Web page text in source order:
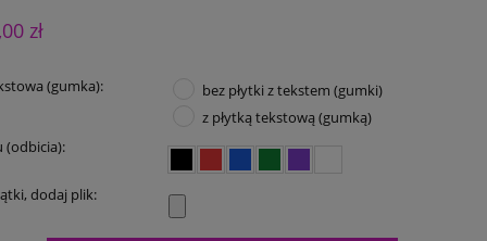
zł
(gumka):
bez płytki z tekstem (gumki)
z płytką tekstową (gumką)
(odbicia):
dodaj plik: